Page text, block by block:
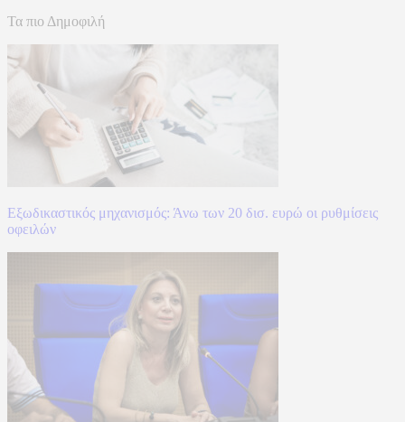
Τα πιο Δημοφιλή
Εξωδικαστικός μηχανισμός: Άνω των 20 δισ. ευρώ οι ρυθμίσεις
οφειλών